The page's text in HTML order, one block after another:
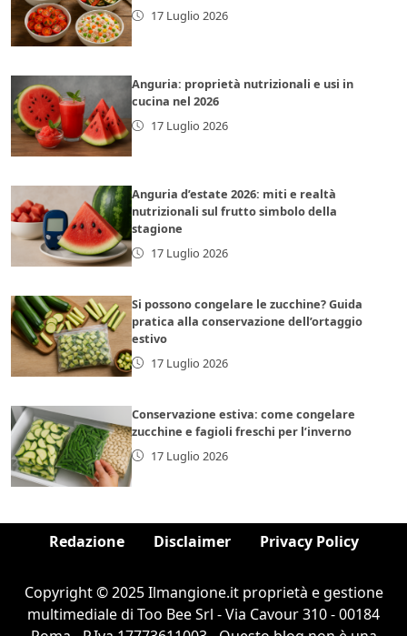
17 Luglio 2026
Anguria: proprietà nutrizionali e usi in
cucina nel 2026
17 Luglio 2026
Anguria d’estate 2026: miti e realtà
nutrizionali sul frutto simbolo della
stagione
17 Luglio 2026
Si possono congelare le zucchine? Guida
pratica alla conservazione dell’ortaggio
estivo
17 Luglio 2026
Conservazione estiva: come congelare
zucchine e fagioli freschi per l’inverno
17 Luglio 2026
Redazione Disclaimer Privacy Policy
Copyright © 2025 Ilmangione.it proprietà e gestione
multimediale di Too Bee Srl - Via Cavour 310 - 00184